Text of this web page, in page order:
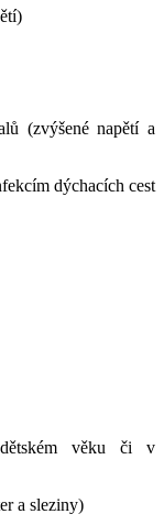
(zvýšené napětí a
dýchacích cest
věku či v
a sleziny)